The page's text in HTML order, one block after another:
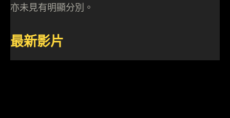
亦未見有明顯分別。
最新影片